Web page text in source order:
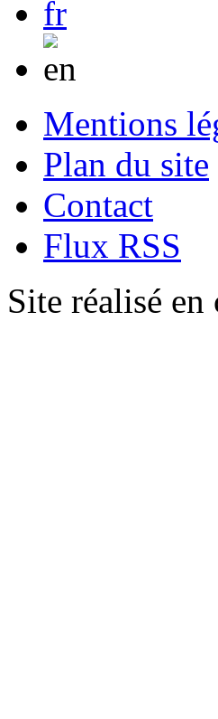
Mentions
Plan du site
Contact
Flux RSS
Site réalisé